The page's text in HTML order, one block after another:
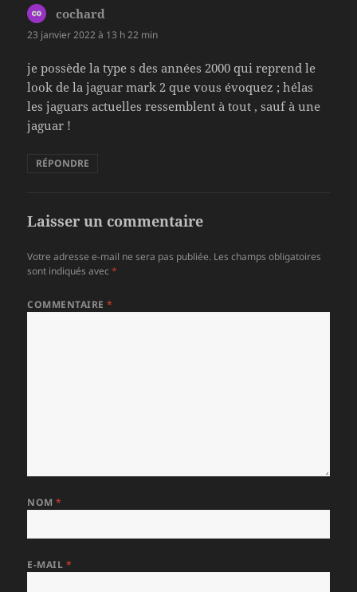
cochard
23 janvier 2022 à 13 h 22 min
je possède la type s des années 2000 qui reprend le
look de la jaguar mark 2 que vous évoquez ; hélas
les jaguars actuelles ressemblent à tout , sauf à une
jaguar !
RÉPONDRE
Laisser un commentaire
Votre adresse e-mail ne sera pas publiée. Les champs obligatoires
sont indiqués avec*
COMMENTAIRE*
NOM*
E-MAIL *